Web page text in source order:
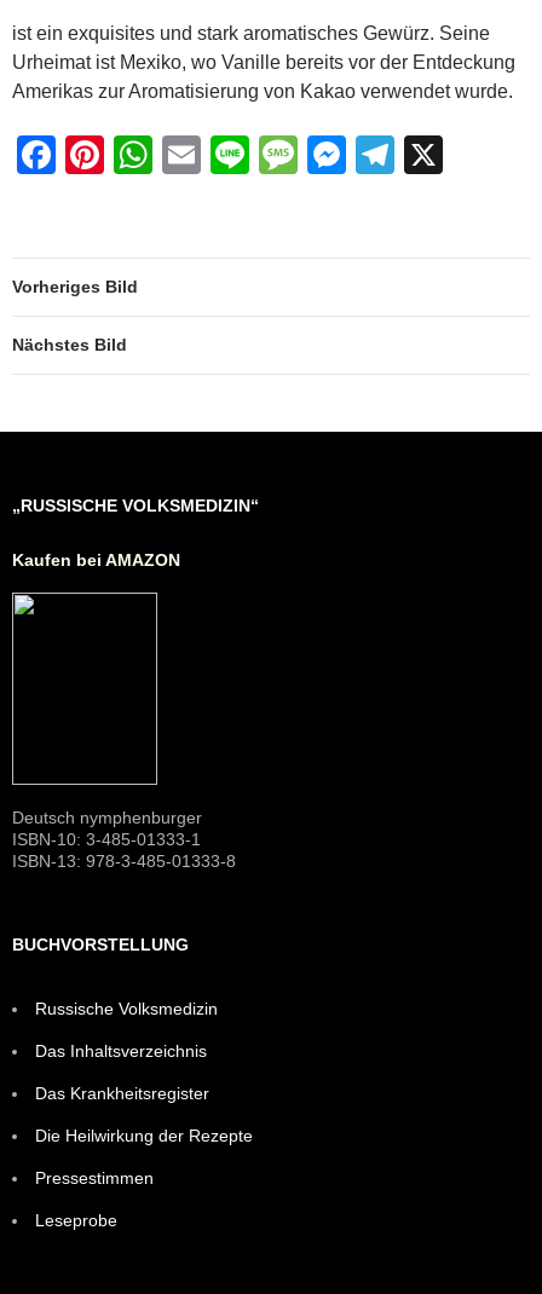
e
b
o
o
k
e
st
s
A
p
p
a
g
e
e
n
g
er
gr
a
m
ist ein exquisites und stark aromatisches Gewürz. Seine
Urheimat ist Mexiko, wo Vanille bereits vor der Entdeckung
Amerikas zur Aromatisierung von Kakao verwendet wurde.
F
e
b
o
o
k
Pi
e
st
W
s
A
p
E
Li
M
a
g
M
e
n
er
T
gr
a
Vorheriges Bild
Nächstes Bild
„RUSSISCHE VOLKSMEDIZIN“
Kaufen bei AMAZON
Deutsch nymphenburger
ISBN-10: 3-485-01333-1
ISBN-13: 978-3-485-01333-8
BUCHVORSTELLUNG
Russische Volksmedizin
Das Inhaltsverzeichnis
Das Krankheitsregister
Die Heilwirkung der Rezepte
Pressestimmen
Leseprobe